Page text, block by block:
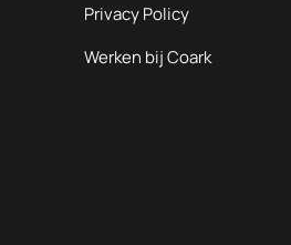
Privacy Policy
Werken bij Coark